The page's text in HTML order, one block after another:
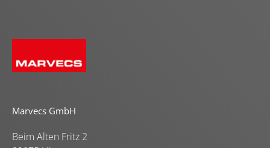
Marvecs GmbH
Beim Alten Fritz 2